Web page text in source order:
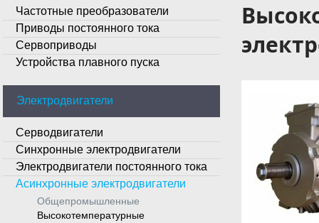
Частотные преобразователи
Приводы постоянного тока
Сервоприводы
Устройства плавного пуска
Электродвигатели
Серводвигатели
Синхронные электродвигатели
Электродвигатели постоянного тока
Асинхронные электродвигатели
Общепромышленные
Высокотемпературные